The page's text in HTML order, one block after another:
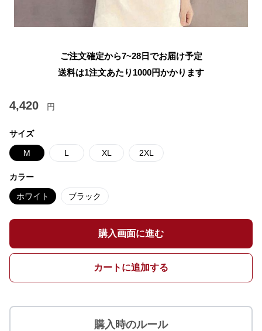
ご注文確定から7~28日でお届け予定
送料は1注文あたり 1000円かかります
4,420 円
サイズ
M L XL 2XL
カラー
ホワイト ブラック
購入画面に進む
カートに追加する
購入時のルール